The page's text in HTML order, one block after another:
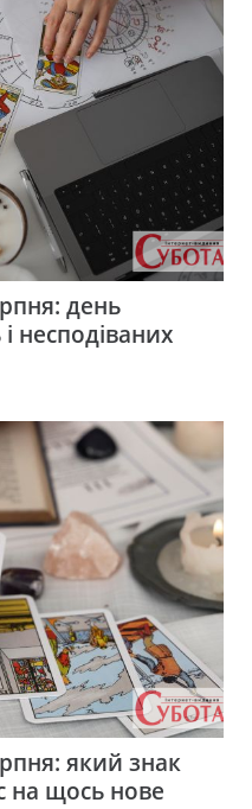
день
несподіваних
який знак
на щось нове